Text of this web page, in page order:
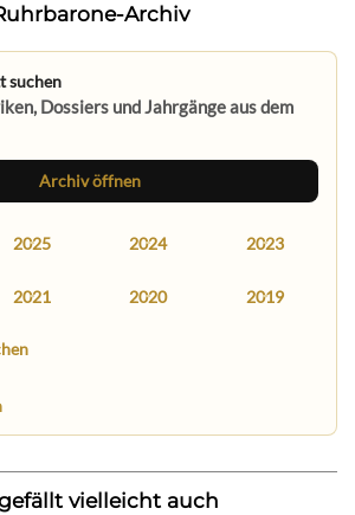
Archiv
suchen
Dossiers und Jahrgänge aus dem
Archiv öffnen
2025 2024 2023
2021 2020 2019
vielleicht auch